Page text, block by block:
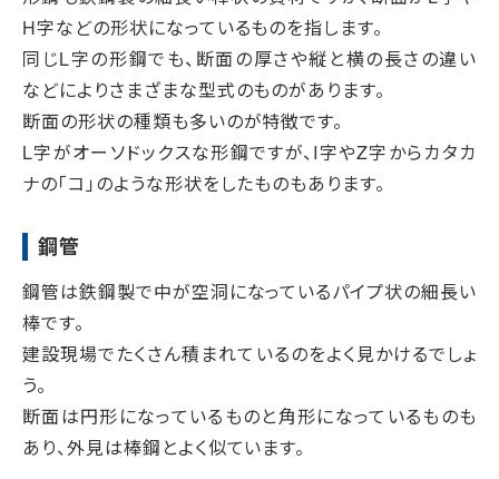
H字などの形状になっているものを指します。
同じL字の形鋼でも、断面の厚さや縦と横の長さの違い
などによりさまざまな型式のものがあります。
断面の形状の種類も多いのが特徴です。
L字がオーソドックスな形鋼ですが、I字やZ字からカタカ
ナの「コ」のような形状をしたものもあります。
鋼管
鋼管は鉄鋼製で中が空洞になっているパイプ状の細長い
棒です。
建設現場でたくさん積まれているのをよく見かけるでしょ
う。
断面は円形になっているものと角形になっているものも
あり、外見は棒鋼とよく似ています。